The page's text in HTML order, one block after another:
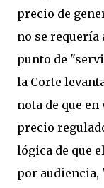
precio de
no se requería
punto de
la Corte
nota de que en
precio
lógica de que
por audiencia,